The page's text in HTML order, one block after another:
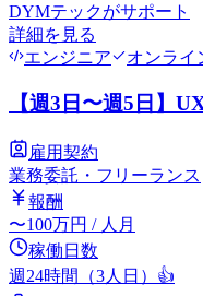
DYMテックがサポート
詳細を見る
エンジニア
オンライ
【週3日〜週5日】
雇用契約
業務委託・フリーランス
報酬
〜100万円 / 人月
稼働日数
週24時間（3人日） 👍